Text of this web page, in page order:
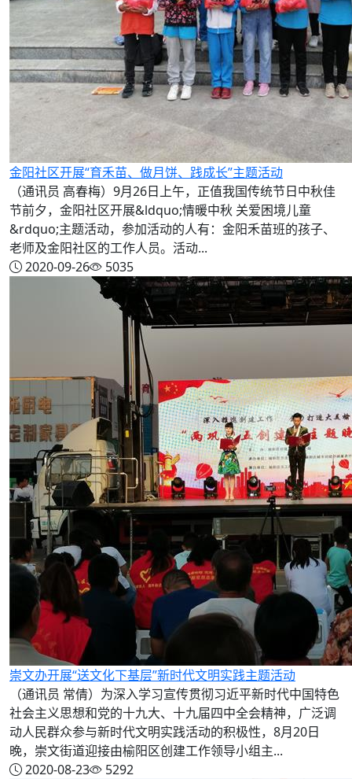
金阳社区开展“育禾苗、做月饼、践成长”主题活动
（通讯员 高春梅）9月26日上午，正值我国传统节日中秋佳
节前夕，金阳社区开展&ldquo;情暖中秋 关爱困境儿童
&rdquo;主题活动，参加活动的人有：金阳禾苗班的孩子、
老师及金阳社区的工作人员。活动...
2020-09-26
5035
崇文办开展“送文化下基层”新时代文明实践主题活动
（通讯员 常倩）为深入学习宣传贯彻习近平新时代中国特色
社会主义思想和党的十九大、十九届四中全会精神，广泛调
动人民群众参与新时代文明实践活动的积极性，8月20日
晚，崇文街道迎接由榆阳区创建工作领导小组主...
2020-08-23
5292